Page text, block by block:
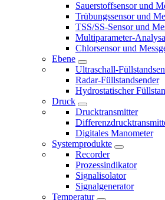
Sauerstoffsensor und
Trübungssensor und
TSS/SS-Sensor und
Multiparameter-
Chlorsensor und
Ebene
Ultraschall-
Radar-Füllstandsender
Hydrostatischer
Druck
Drucktransmitter
Digitales Manometer
Systemprodukte
Recorder
Prozessindikator
Signalisolator
Signalgenerator
Temperatur